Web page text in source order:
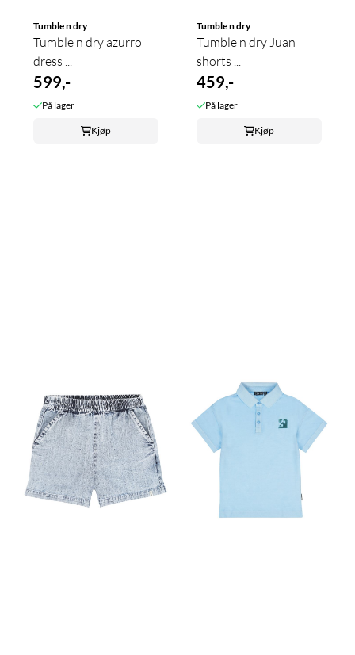
Tumble n dry
Tumble n dry azurro
dress ...
599,-
På lager
Kjøp
Tumble n dry
Tumble n dry Juan
shorts ...
459,-
På lager
Kjøp